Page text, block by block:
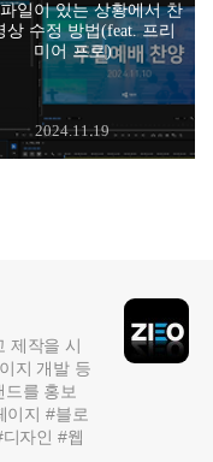
일이 있는 상황에서 찬
상 수정 방법(feat. 프리
미어 프로)
2024.11.19
제작을 시
지 개발 등
를 홍보
이지 #블로
자인 #웹